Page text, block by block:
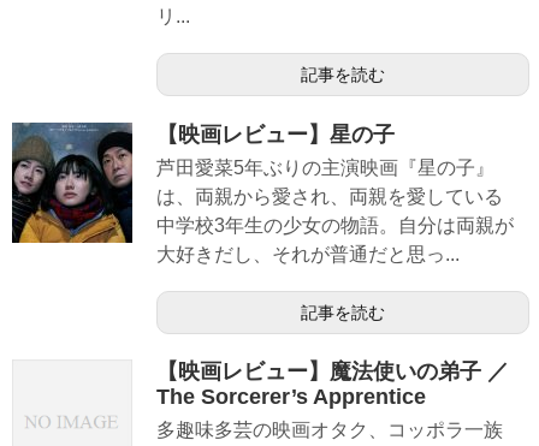
リ...
記事を読む
【映画レビュー】星の子
芦田愛菜5年ぶりの主演映画『星の子』
は、両親から愛され、両親を愛している
中学校3年生の少女の物語。自分は両親が
大好きだし、それが普通だと思っ...
記事を読む
【映画レビュー】魔法使いの弟子 ／
The Sorcerer’s Apprentice
多趣味多芸の映画オタク、コッポラ一族